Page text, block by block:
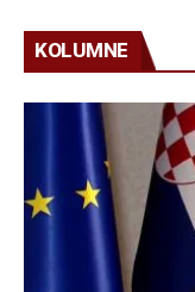
KOLUMNE